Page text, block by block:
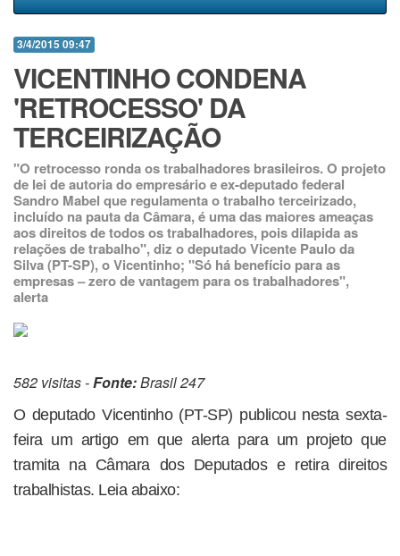
3/4/2015 09:47
VICENTINHO CONDENA
'RETROCESSO' DA
TERCEIRIZAÇÃO
"O retrocesso ronda os trabalhadores brasileiros. O projeto
de lei de autoria do empresário e ex-deputado federal
Sandro Mabel que regulamenta o trabalho terceirizado,
incluído na pauta da Câmara, é uma das maiores ameaças
aos direitos de todos os trabalhadores, pois dilapida as
relações de trabalho", diz o deputado Vicente Paulo da
Silva (PT-SP), o Vicentinho; "Só há benefício para as
empresas – zero de vantagem para os trabalhadores",
alerta
582 visitas -Fonte:Brasil 247
O deputado Vicentinho (PT-SP) publicou nesta sexta-
feira um artigo em que alerta para um projeto que
tramita na Câmara dos Deputados e retira direitos
trabalhistas. Leia abaixo: